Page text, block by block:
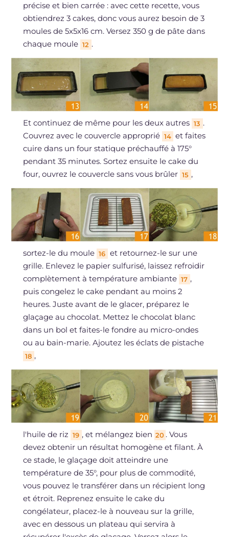
précise et bien carrée : avec cette recette, vous
obtiendrez 3 cakes, donc vous aurez besoin de 3
moules de 5x5x16 cm. Versez 350 g de pâte dans
chaque moule 12 .
Et continuez de même pour les deux autres 13 .
Couvrez avec le couvercle approprié 14 et faites
cuire dans un four statique préchauffé à 175°
pendant 35 minutes. Sortez ensuite le cake du
four, ouvrez le couvercle sans vous brûler 15 ,
sortez-le du moule 16 et retournez-le sur une
grille. Enlevez le papier sulfurisé, laissez refroidir
complètement à température ambiante 17 ,
puis congelez le cake pendant au moins 2
heures. Juste avant de le glacer, préparez le
glaçage au chocolat. Mettez le chocolat blanc
dans un bol et faites-le fondre au micro-ondes
ou au bain-marie. Ajoutez les éclats de pistache
18 ,
l'huile de riz 19 , et mélangez bien 20 . Vous
devez obtenir un résultat homogène et filant. À
ce stade, le glaçage doit atteindre une
température de 35°, pour plus de commodité,
vous pouvez le transférer dans un récipient long
et étroit. Reprenez ensuite le cake du
congélateur, placez-le à nouveau sur la grille,
avec en dessous un plateau qui servira à